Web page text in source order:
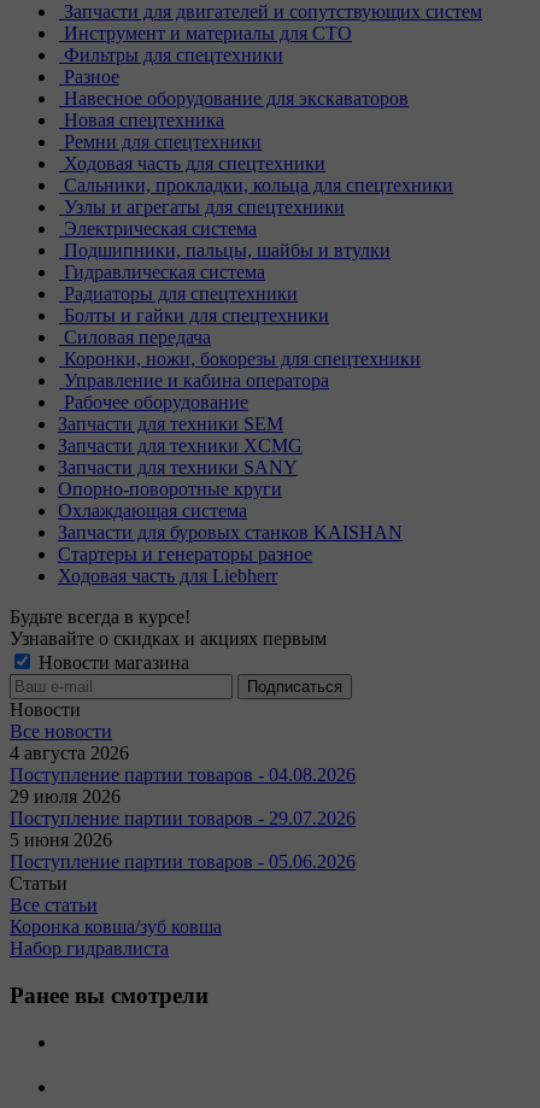
Запчасти для двигателей и сопутствующих систем
Инструмент и материалы для СТО
Фильтры для спецтехники
Разное
Навесное оборудование для экскаваторов
Новая спецтехника
Ремни для спецтехники
Ходовая часть для спецтехники
Сальники, прокладки, кольца для спецтехники
Узлы и агрегаты для спецтехники
Электрическая система
Подшипники, пальцы, шайбы и втулки
Гидравлическая система
Радиаторы для спецтехники
Болты и гайки для спецтехники
Силовая передача
Коронки, ножи, бокорезы для спецтехники
Управление и кабина оператора
Рабочее оборудование
Запчасти для техники SEM
Запчасти для техники XCMG
Запчасти для техники SANY
Опорно-поворотные круги
Охлаждающая система
Запчасти для буровых станков KAISHAN
Стартеры и генераторы разное
Ходовая часть для Liebherr
Будьте всегда в курсе!
Узнавайте о скидках и акциях первым
Новости магазина
Новости
Все новости
4 августа 2026
Поступление партии товаров - 04.08.2026
29 июля 2026
Поступление партии товаров - 29.07.2026
5 июня 2026
Поступление партии товаров - 05.06.2026
Статьи
Все статьи
Коронка ковша/зуб ковша
Набор гидравлиста
Ранее вы смотрели